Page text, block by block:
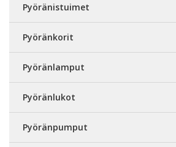
Pyöränistuimet
Pyöränkorit
Pyöränlamput
Pyöränlukot
Pyöränpumput